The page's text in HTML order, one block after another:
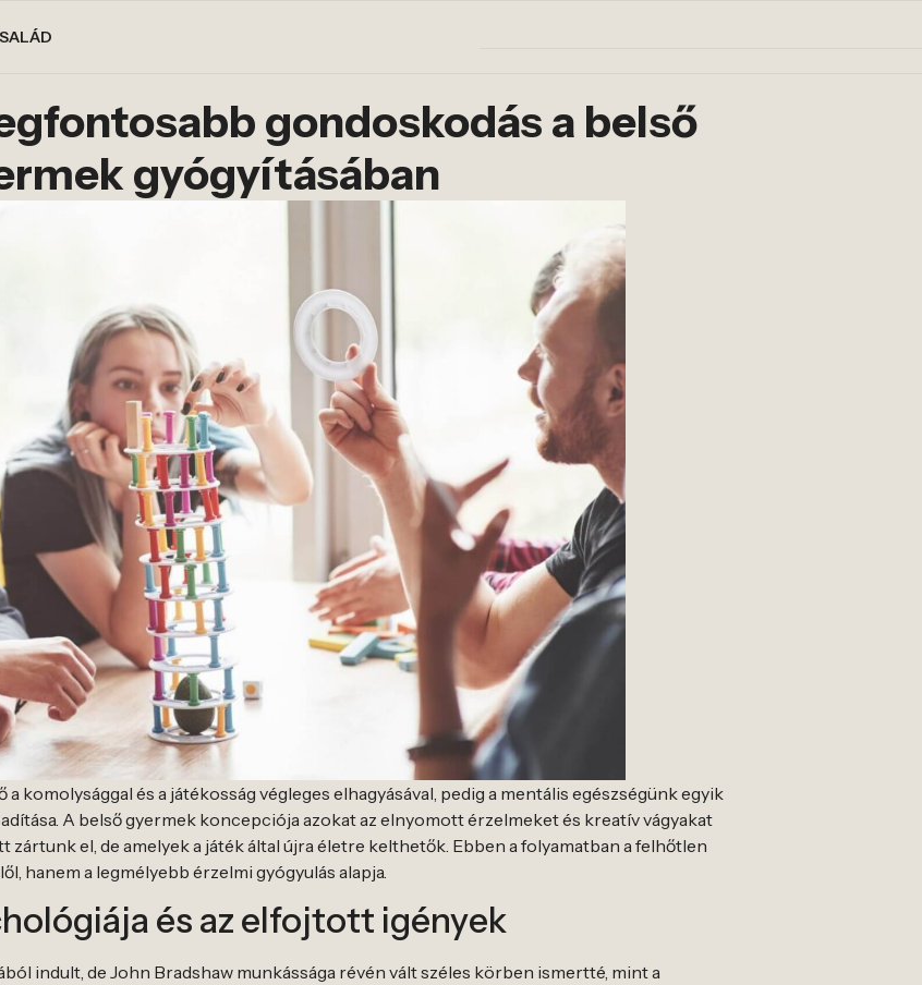
gondoskodás a belső
gyógyításában
komolysággal és a játékosság végleges elhagyásával, pedig a mentális egészségünk egyik
A belső gyermek koncepciója azokat az elnyomott érzelmeket és kreatív vágyakat
zártunk el, de amelyek a játék által újra életre kelthetők. Ebben a folyamatban a felhőtlen
hanem a legmélyebb érzelmi gyógyulás alapja.
és az elfojtott igények
indult, de John Bradshaw munkássága révén vált széles körben ismertté, mint a